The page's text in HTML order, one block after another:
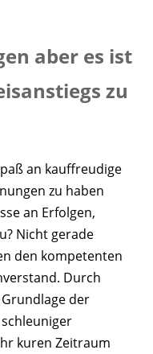
aber es ist
zu
an kauffreudige
zu haben
an Erfolgen,
Nicht gerade
den kompetenten
Durch
der
kuren Zeitraum